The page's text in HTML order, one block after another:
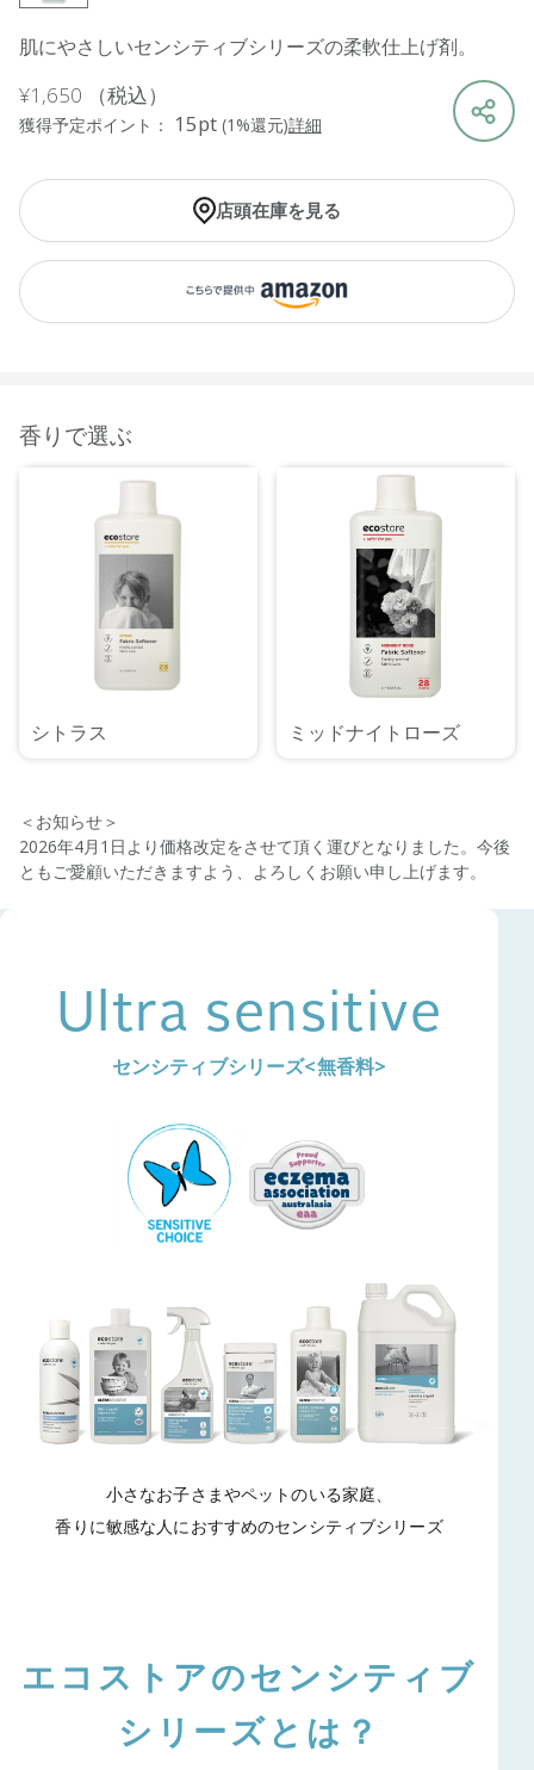
肌にやさしいセンシティブシリーズの柔軟仕上げ剤。
¥1,650 （税込）
獲得予定ポイント： 15pt (1%還元)詳細
店頭在庫を見る
香りで選ぶ
シトラス ミッドナイトローズ
＜お知らせ＞
2026年4月1日より価格改定をさせて頂く運びとなりました。今後
ともご愛顧いただきますよう、よろしくお願い申し上げます。
Ultra sensitive
センシティブシリーズ<無香料>
小さなお子さまやペットのいる家庭、
香りに敏感な人におすすめのセンシティブシリーズ
エコストアのセンシティブ
シリーズとは？